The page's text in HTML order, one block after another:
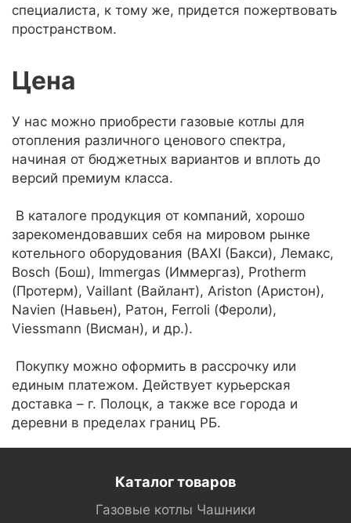
специалиста, к тому же, придется пожертвовать
пространством.
Цена
У нас можно приобрести газовые котлы для
отопления различного ценового спектра,
начиная от бюджетных вариантов и вплоть до
версий премиум класса.
В каталоге продукция от компаний, хорошо
зарекомендовавших себя на мировом рынке
котельного оборудования (BAXI (Бакси), Лемакс,
Bosch (Бош), Immergas (Иммергаз), Protherm
(Протерм), Vaillant (Вайлант), Ariston (Аристон),
Navien (Навьен), Ратон, Ferroli (Фероли),
Viessmann (Висман), и др.).
Покупку можно оформить в рассрочку или
единым платежом. Действует курьерская
доставка – г. Полоцк, а также все города и
деревни в пределах границ РБ.
Каталог товаров
Газовые котлы Чашники